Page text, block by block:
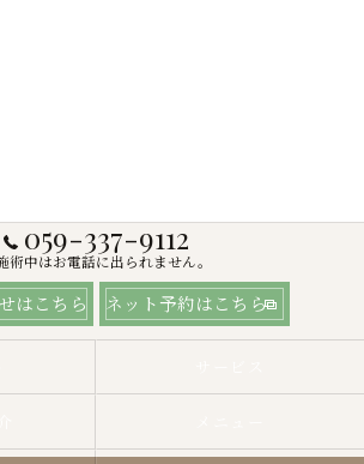
059-337-9112
術中はお電話に出られません。
はこちら ネット予約はこちら